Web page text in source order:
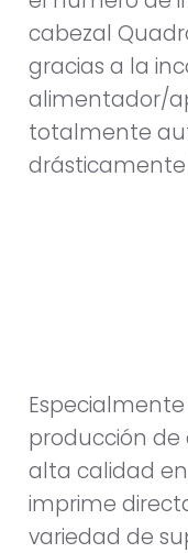
cabezal
gracias a la
alimentador/
totalmente
producción de
alta calidad
imprime
variedad de